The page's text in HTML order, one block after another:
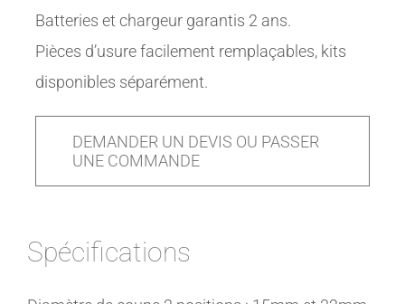
Batteries et chargeur garantis 2 ans.
Pièces d’usure facilement remplaçables, kits
disponibles séparément.
DEMANDER UN DEVIS OU PASSER
UNE COMMANDE
Spécifications